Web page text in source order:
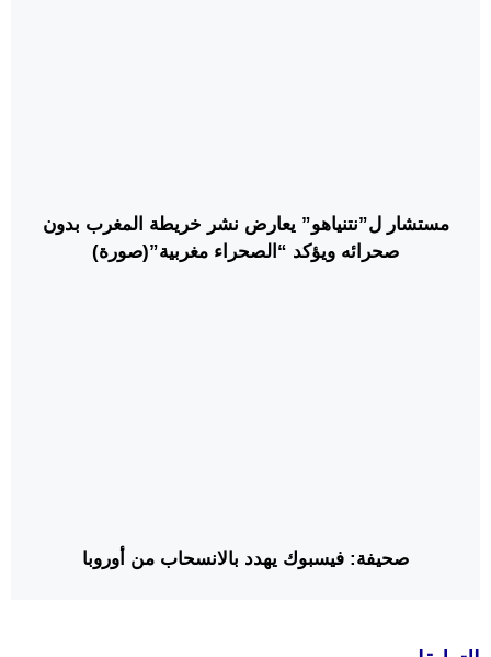
مستشار ل”نتنياهو” يعارض نشر خريطة المغرب بدون
صحرائه ويؤكد “الصحراء مغربية”(صورة)
صحيفة: فيسبوك يهدد بالانسحاب من أوروبا